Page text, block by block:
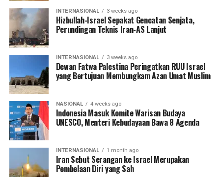
INTERNASIONAL 3 weeks ago
Hizbullah-Israel Sepakat Gencatan Senjata,
Perundingan Teknis Iran-AS Lanjut
INTERNASIONAL 3 weeks ago
Dewan Fatwa Palestina Peringatkan RUU Israel
yang Bertujuan Membungkam Azan Umat Muslim
NASIONAL 4 weeks ago
Indonesia Masuk Komite Warisan Budaya
UNESCO, Menteri Kebudayaan Bawa 8 Agenda
INTERNASIONAL 1 month ago
Iran Sebut Serangan ke Israel Merupakan
Pembelaan Diri yang Sah